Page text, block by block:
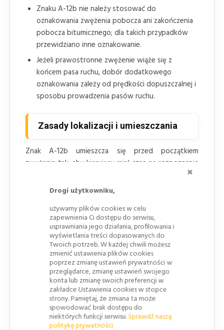
Drogi użytkowniku,
używamy plików cookies w celu
zapewnienia Ci dostępu do serwisu,
usprawniania jego działania, profilowania i
wyświetlania treści dopasowanych do
Twoich potrzeb. W każdej chwili możesz
zmienić ustawienia plików cookies
poprzez zmianę ustawień prywatności w
przeglądarce, zmianę ustawień swojego
konta lub zmianę swoich preferencji w
zakładce Ustawienia cookies w stopce
strony. Pamiętaj, że zmiana ta może
spowodować brak dostępu do
niektórych funkcji serwisu.Sprawdź naszą
politykę prywatności
Znaku A-12b nie należy stosować do
oznakowania zwężenia pobocza ani zakończenia
pobocza bitumicznego; dla takich przypadków
przewidziano inne oznakowanie.
Jeżeli prawostronne zwężenie wiąże się z
końcem pasa ruchu, dobór dodatkowego
oznakowania zależy od prędkości dopuszczalnej i
sposobu prowadzenia pasów ruchu.
Zasady lokalizacji i umieszczania
Znak A-12b umieszcza się przed początkiem
zwężenia tak, aby kierujący miał czas na rozpoznanie
zmiany szerokości jezdni i przygotowanie manewru.
W przypadku zwężeń, na których dwa pojazdy nie
ruchu może wymagać dodatkowego określenia
pierwszeństwa przejazdu lub zastosowania innych
sposobów sterowania ruchem.
Gdy zwężony odcinek, na którym wymijanie nie jest
możliwe, jest dłuższy niż 150 m albo znajduje się na
zakręcie lub w miejscu, gdzie kierujący nie widzą
pojazdów po przeciwnych stronach zwężenia, należy
zastosować sygnalizację świetlną, ręczne kierowanie
ruchem albo miejscowe poszerzenie umożliwiające
wyminięcie się pojazdów.